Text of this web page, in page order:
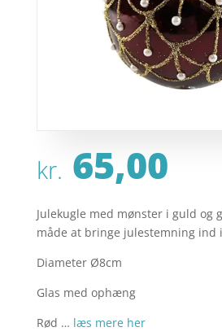
kr. 65,00
Julekugle med mønster i guld og
måde at bringe julestemning ind
Diameter Ø8cm
Glas med ophæng
Rød … læs mere her